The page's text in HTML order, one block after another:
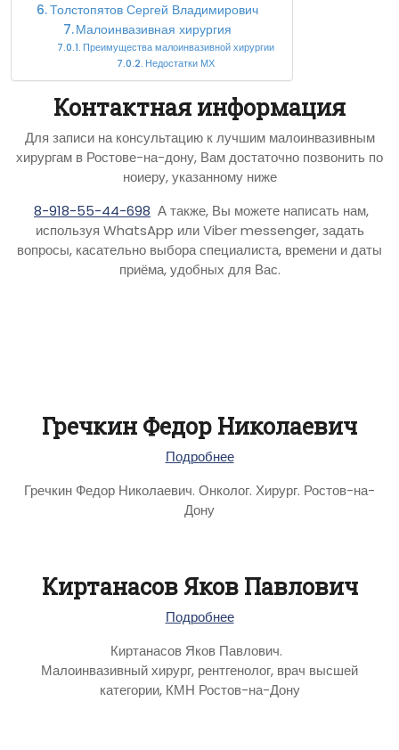
Толстопятов Сергей Владимирович
Малоинвазивная хирургия
Преимущества малоинвазивной хирургии
Недостатки МХ
Контактная информация
Для записи на консультацию к лучшим малоинвазивным
хирургам в Ростове-на-дону, Вам достаточно позвонить по
ноиеру, указанному ниже
8-918-55-44-698 А также, Вы можете написать нам,
используя WhatsApp или Viber messenger, задать
вопросы, касательно выбора специалиста, времени и даты
приёма, удобных для Вас.
Гречкин Федор Николаевич
Подробнее
Гречкин Федор Николаевич. Онколог. Хирург. Ростов-на-
Дону
Киртанасов Яков Павлович
Подробнее
Киртанасов Яков Павлович.
Малоинвазивный хирург, рентгенолог, врач высшей
категории, КМН Ростов-на-Дону